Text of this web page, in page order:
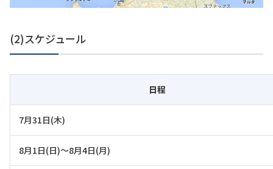
(2)スケジュール
日程
7月31日(木)
8月1日(日)～8月4日(月)